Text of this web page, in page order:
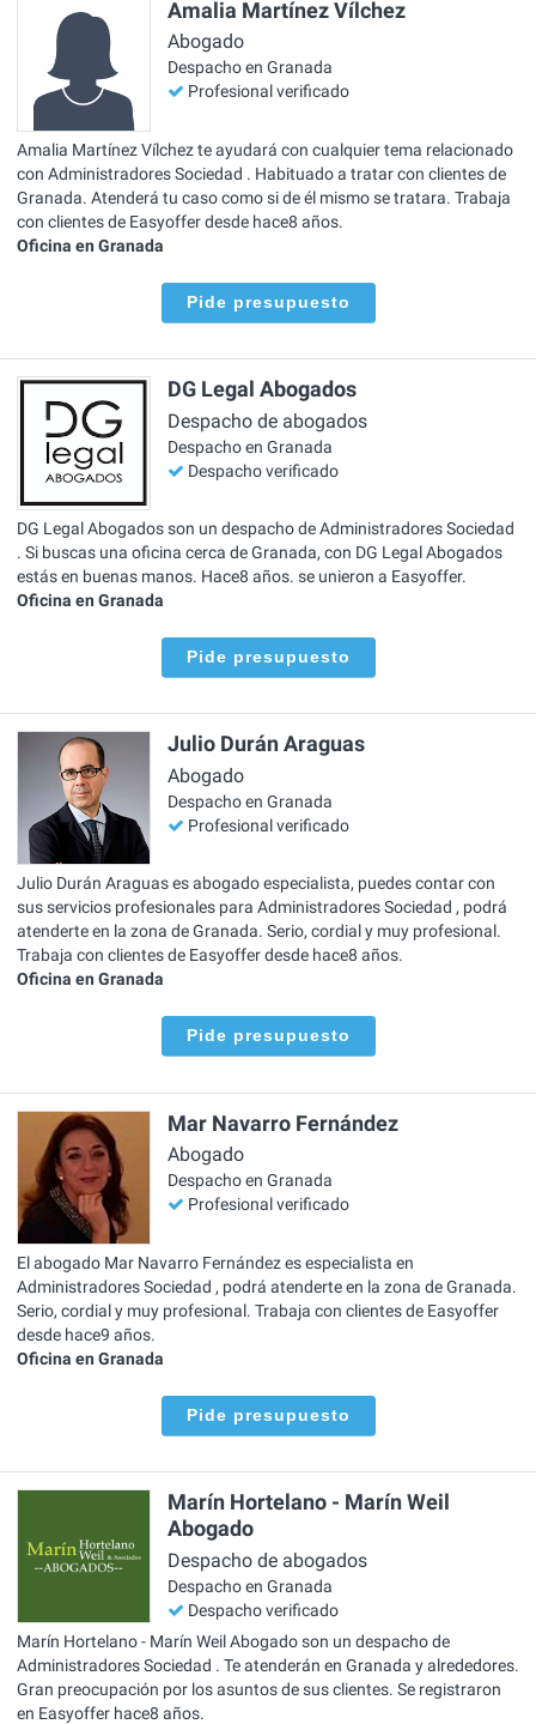
Amalia Martínez Vílchez
Abogado
Despacho en Granada
Profesional verificado
Amalia Martínez Vílchez te ayudará con cualquier tema relacionado
con Administradores Sociedad . Habituado a tratar con clientes de
Granada. Atenderá tu caso como si de él mismo se tratara. Trabaja
con clientes de Easyoffer desde hace8 años.
Oficina en Granada
Pide presupuesto
DG Legal Abogados
Despacho de abogados
Despacho en Granada
Despacho verificado
DG Legal Abogados son un despacho de Administradores Sociedad
. Si buscas una oficina cerca de Granada, con DG Legal Abogados
estás en buenas manos. Hace8 años. se unieron a Easyoffer.
Oficina en Granada
Pide presupuesto
Julio Durán Araguas
Abogado
Despacho en Granada
Profesional verificado
Julio Durán Araguas es abogado especialista, puedes contar con
sus servicios profesionales para Administradores Sociedad , podrá
atenderte en la zona de Granada. Serio, cordial y muy profesional.
Trabaja con clientes de Easyoffer desde hace8 años.
Oficina en Granada
Pide presupuesto
Mar Navarro Fernández
Abogado
Despacho en Granada
Profesional verificado
El abogado Mar Navarro Fernández es especialista en
Administradores Sociedad , podrá atenderte en la zona de Granada.
Serio, cordial y muy profesional. Trabaja con clientes de Easyoffer
desde hace9 años.
Oficina en Granada
Pide presupuesto
Marín Hortelano - Marín Weil
Abogado
Despacho de abogados
Despacho en Granada
Despacho verificado
Marín Hortelano - Marín Weil Abogado son un despacho de
Administradores Sociedad . Te atenderán en Granada y alrededores.
Gran preocupación por los asuntos de sus clientes. Se registraron
en Easyoffer hace8 años.